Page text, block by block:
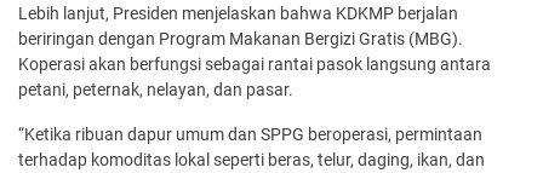
Lebih lanjut, Presiden menjelaskan bahwa KDKMP berjalan
beriringan dengan Program Makanan Bergizi Gratis (MBG).
Koperasi akan berfungsi sebagai rantai pasok langsung antara
petani, peternak, nelayan, dan pasar.
“Ketika ribuan dapur umum dan SPPG beroperasi, permintaan
terhadap komoditas lokal seperti beras, telur, daging, ikan, dan